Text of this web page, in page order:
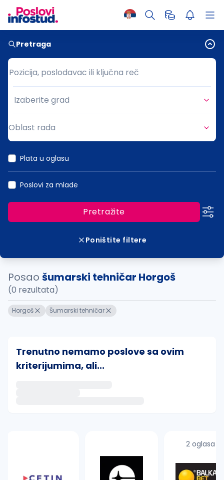
Pretraga
Pozicija, poslodavac ili ključna reč
Pozicija, poslodavac ili ključna reč
Grad
Izaberite grad
Oblast rada
Plata u oglasu
Poslovi za mlade
Pretražite
Poništite filtere
Posao šumarski tehničar Horgoš
(0 rezultata)
Horgoš Šumarski tehničar
Trenutno nemamo poslove sa ovim
kriterijumima, ali...
2 oglasa